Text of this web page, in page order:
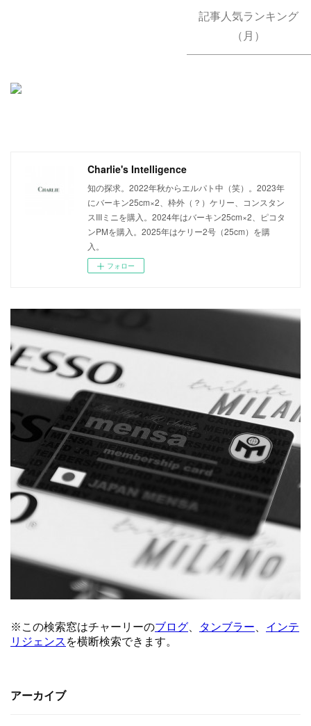
記事人気ランキング
（月）
Charlie's Intelligence
知の探求。2022年秋からエルパト中（笑）。2023年
にバーキン25cm×2、枠外（？）ケリー、コンスタン
スIIIミニを購入。2024年はバーキン25cm×2、ピコタ
ンPMを購入。2025年はケリー2号（25cm）を購
入。
フォロー
アーカイブ